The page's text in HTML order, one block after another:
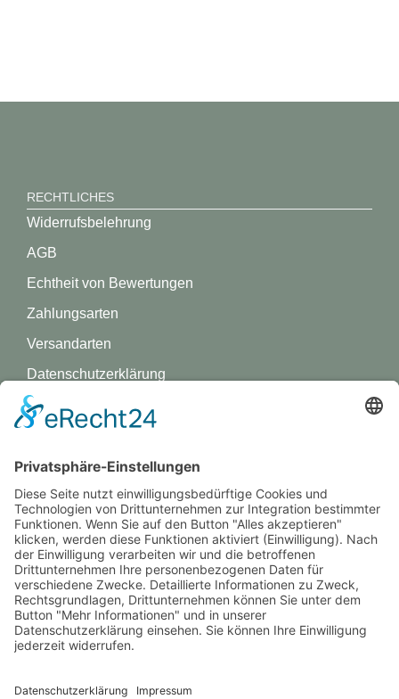
RECHTLICHES
Widerrufsbelehrung
AGB
Echtheit von Bewertungen
Zahlungsarten
Versandarten
Datenschutz­erklärung
Impressum
GREVY ANGEBOT
Was ist Grevy?
BENUTZERANMELDUNG